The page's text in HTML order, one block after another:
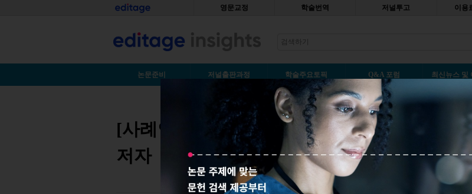
홈 영문교정 학술번역 저널투고 이용
논문준비 저널출판과정 학술주요토픽 Q&A 포럼 최신뉴스 및
[사례연구] 연구에 참여하지 않은 선임 연구
저자